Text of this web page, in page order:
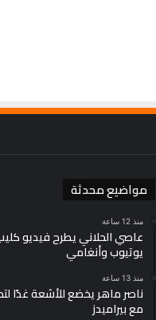
مواضيع محدثة
منذ 12 ساعة
عاصي الحلاني يطرح فيديو
يوتيوب وأنغامي
منذ 13 ساعة
ناصر ماهر يخضع للأشعة غدًا
مع بيراميدز